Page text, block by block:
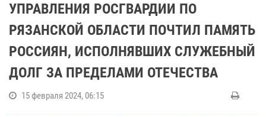
УПРАВЛЕНИЯ РОСГВАРДИИ ПО
РЯЗАНСКОЙ ОБЛАСТИ ПОЧТИЛ ПАМЯТЬ
РОССИЯН, ИСПОЛНЯВШИХ СЛУЖЕБНЫЙ
ДОЛГ ЗА ПРЕДЕЛАМИ ОТЕЧЕСТВА
15 февраля 2024, 06:15